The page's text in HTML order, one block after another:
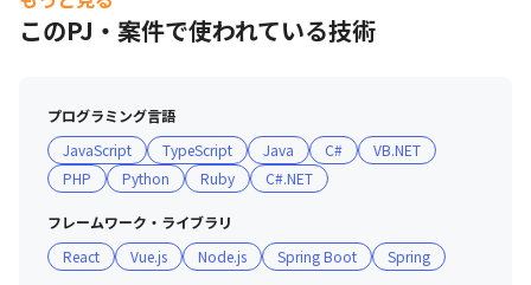
・ソリューション第2部
上流から下流までの工程を幅広く担当し、業界特有のニ
ーズに応える高品質なソリューションを提供しています
■教育制度
・Udemyを活用し,最新の業界・スキルだけでなく,マネジ
メント/人材育成/ビジネス戦略等も学習できます。
このPJ・案件で使われている技術
プログラミング言語
JavaScript
TypeScript Java C#
VB.NET
PHP
Python Ruby C#.NET
フレームワーク・ライブラリ
React
Vue.js Node.js Spring Boot Spring